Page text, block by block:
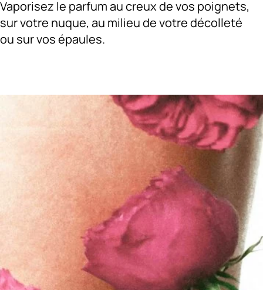
Vaporisez le parfum au creux de vos poignets,
sur votre nuque, au milieu de votre décolleté
ou sur vos épaules.